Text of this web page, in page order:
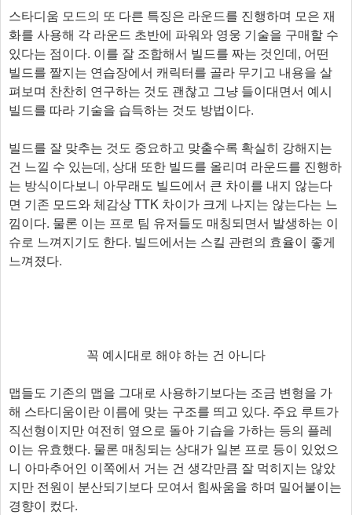
스타디움 모드의 또 다른 특징은 라운드를 진행하며 모은 재
화를 사용해 각 라운드 초반에 파워와 영웅 기술을 구매할 수
있다는 점이다. 이를 잘 조합해서 빌드를 짜는 것인데, 어떤
빌드를 짤지는 연습장에서 캐릭터를 골라 무기고 내용을 살
펴보며 찬찬히 연구하는 것도 괜찮고 그냥 들이대면서 예시
빌드를 따라 기술을 습득하는 것도 방법이다.
빌드를 잘 맞추는 것도 중요하고 맞출수록 확실히 강해지는
건 느낄 수 있는데, 상대 또한 빌드를 올리며 라운드를 진행하
는 방식이다보니 아무래도 빌드에서 큰 차이를 내지 않는다
면 기존 모드와 체감상 TTK 차이가 크게 나지는 않는다는 느
낌이다. 물론 이는 프로 팀 유저들도 매칭되면서 발생하는 이
슈로 느껴지기도 한다. 빌드에서는 스킬 관련의 효율이 좋게
느껴졌다.
꼭 예시대로 해야 하는 건 아니다
맵들도 기존의 맵을 그대로 사용하기보다는 조금 변형을 가
해 스타디움이란 이름에 맞는 구조를 띄고 있다. 주요 루트가
직선형이지만 여전히 옆으로 돌아 기습을 가하는 등의 플레
이는 유효했다. 물론 매칭되는 상대가 일본 프로 등이 있었으
니 아마추어인 이쪽에서 거는 건 생각만큼 잘 먹히지는 않았
지만 전원이 분산되기보다 모여서 힘싸움을 하며 밀어붙이는
경향이 컸다.